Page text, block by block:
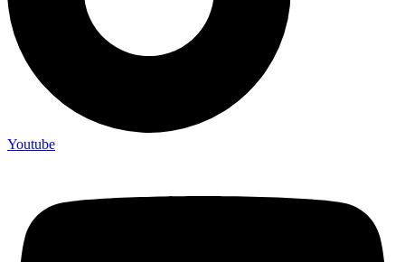
Youtube